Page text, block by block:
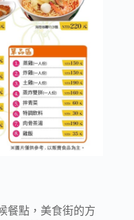
餐點，美食街的方